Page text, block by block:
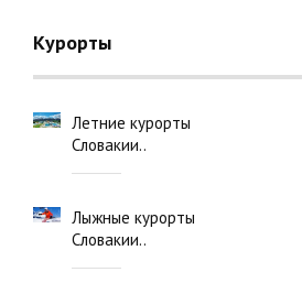
Курорты
Летние курорты
Словакии..
Лыжные курорты
Словакии..